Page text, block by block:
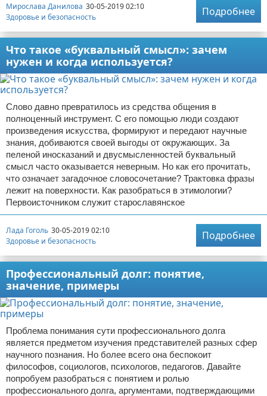
Мирослава Данилова 30-05-2019 02:10
Здоровье и безопасность
Подробнее
Что такое «буквальный смысл»: зачем
нужен и когда используется?
Слово давно превратилось из средства общения в
полноценный инструмент. С его помощью люди создают
произведения искусства, формируют и передают научные
знания, добиваются своей выгоды от окружающих. За
пеленой иносказаний и двусмысленностей буквальный
смысл часто оказывается неверным. Но как его прочитать,
что означает загадочное словосочетание? Трактовка фразы
лежит на поверхности. Как разобраться в этимологии?
Первоисточником служит старославянское
Лада Гоголь 30-05-2019 02:10
Здоровье и безопасность
Подробнее
Профессиональный долг: понятие,
значение, примеры
Проблема понимания сути профессионального долга
является предметом изучения представителей разных сфер
научного познания. Но более всего она беспокоит
философов, социологов, психологов, педагогов. Давайте
попробуем разобраться с понятием и ролью
профессионального долга, аргументами, подтверждающими